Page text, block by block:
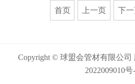
首页 上一页 下
Copyright © 球盟会管材有限公
2022009010号